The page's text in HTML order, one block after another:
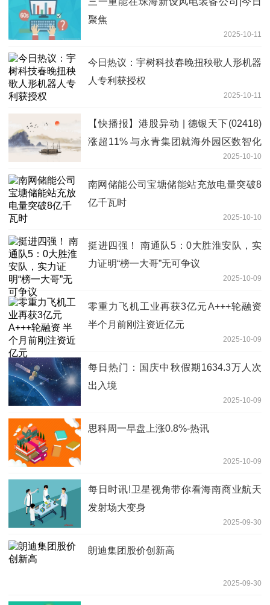
聚焦
2025-10-11
今日热议：宇树科技春晚扭秧歌人形机器
人专利获授权
2025-10-11
【快播报】港股异动 | 德银天下(02418)
涨超11% 与永青集团就海外园区数智化
2025-10-10
南网储能公司宝塘储能站充放电量突破8
亿千瓦时
2025-10-10
挺进四强！ 南通队5：0大胜淮安队，实
力证明“榜一大哥”无可争议
2025-10-09
零重力飞机工业再获3亿元A+++轮融资
半个月前刚注资近亿元
2025-10-09
每日热门：国庆中秋假期1634.3万人次
出入境
2025-10-09
思科周一早盘上涨0.8%-热讯
2025-10-09
每日时讯!卫星视角带你看海南商业航天
发射场大变身
2025-09-30
朗迪集团股价创新高
2025-09-30